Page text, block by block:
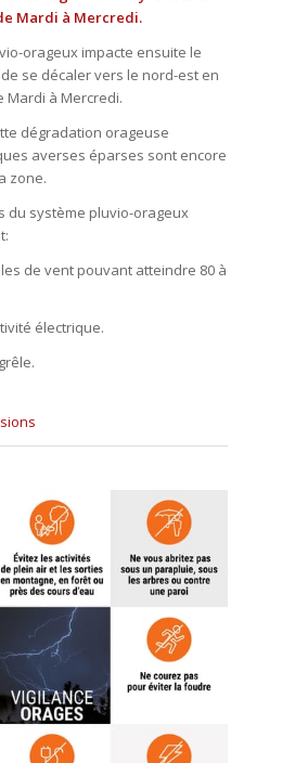
Mardi à Mercredi.
orageux impacte ensuite le
se décaler vers le nord-est en
Mardi à Mercredi.
dégradation orageuse
averses éparses sont encore
zone.
du système pluvio-orageux
de vent pouvant atteindre 80 à
électrique.